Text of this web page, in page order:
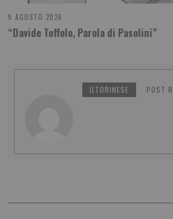
9 AGOSTO 2026
“Davide Toffolo, Parola di Pasolini”
ILTORINESE POST